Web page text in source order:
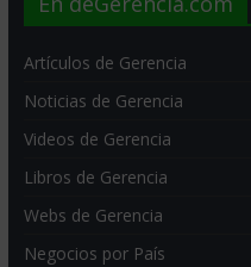
Artículos de Gerencia
Noticias de Gerencia
Videos de Gerencia
Libros de Gerencia
Webs de Gerencia
Negocios por País